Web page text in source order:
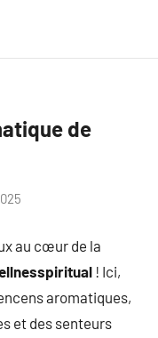
de
au cœur de la
! Ici,
aromatiques,
et des senteurs